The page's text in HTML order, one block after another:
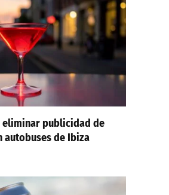
eliminar publicidad de
autobuses de Ibiza